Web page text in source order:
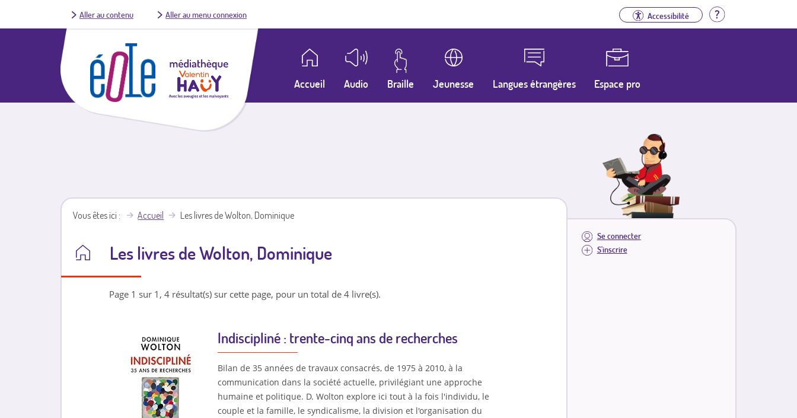
Aller au contenu Aller au menu connexion Accessibilité Aide
Accueil Audio Braille Jeunesse Langues étrangères Espace pro
Se connecter
S'inscrire
Vous êtes ici Accueil Les livres de Wolton, Dominique
Les livres de Wolton, Dominique
Page 1 sur 1, 4 résultat(s) sur cette page, pour un total de 4 livre(s).
Indiscipliné : trente-cinq ans de recherches
Bilan de 35 années de travaux consacrés, de 1975 à 2010, à la
communication dans la société actuelle, privilégiant une approche
humaine et politique. D. Wolton explore ici tout à la fois l'individu, le
couple et la famille, le syndicalisme, la division et l'organisation du